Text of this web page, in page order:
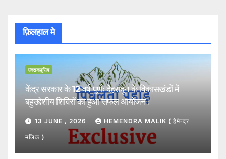
फ़िलहाल मे
एक्सक्लूसिव
केंद्र सरकार के 12 वर्ष पूर्णः देहरादून के विकासखंडों में
बहुउद्देशीय शिविरों का हुआ सफल आयोजन।
13 JUNE , 2026 HEMENDRA MALIK ( हेमेन्द्र
मलिक )